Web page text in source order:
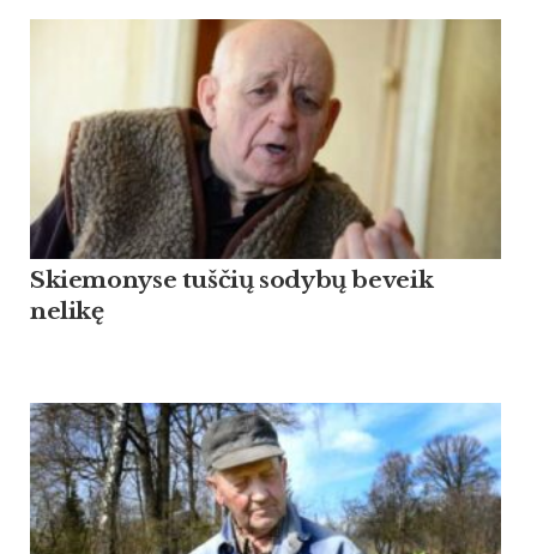
Skiemonyse tuščių sodybų beveik
nelikę